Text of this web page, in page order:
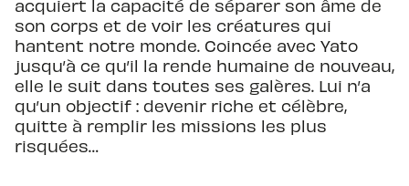
acquiert la capacité de séparer son âme de
son corps et de voir les créatures qui
hantent notre monde. Coincée avec Yato
jusqu’à ce qu’il la rende humaine de nouveau,
elle le suit dans toutes ses galères. Lui n’a
qu’un objectif : devenir riche et célèbre,
quitte à remplir les missions les plus
risquées…